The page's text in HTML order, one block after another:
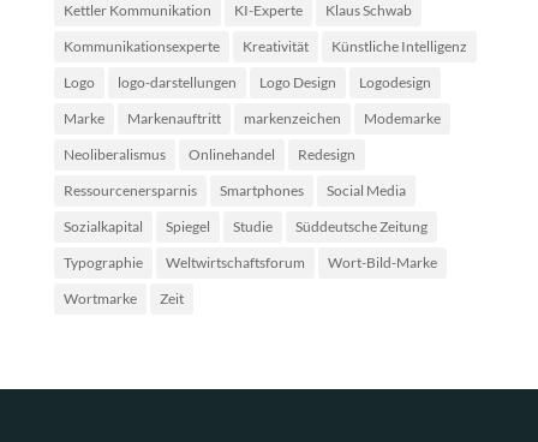
Kettler Kommunikation
KI-Experte
Klaus Schwab
Kommunikationsexperte
Kreativität
Künstliche Intelligenz
Logo
logo-darstellungen Logo Design
Logodesign
Marke
Markenauftritt markenzeichen
Modemarke
Neoliberalismus
Onlinehandel
Redesign
Ressourcenersparnis
Smartphones
Social Media
Sozialkapital
Spiegel Studie
Süddeutsche Zeitung
Typographie
Weltwirtschaftsforum
Wort-Bild-Marke
Wortmarke
Zeit